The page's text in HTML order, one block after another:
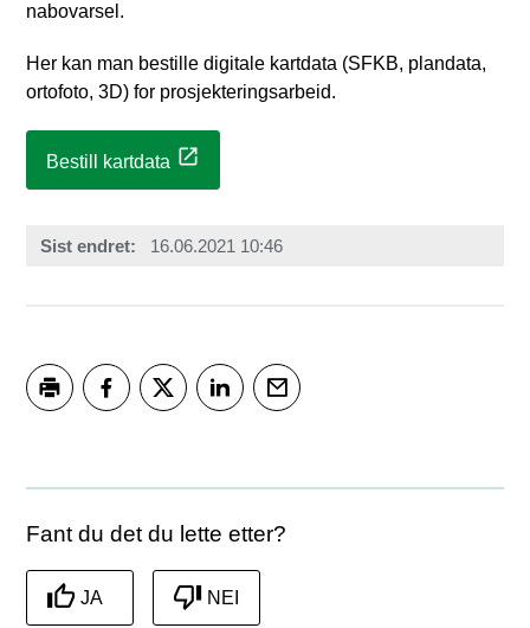
nabovarsel.
Her kan man bestille digitale kartdata (SFKB, plandata,
ortofoto, 3D) for prosjekteringsarbeid.
Bestill kartdata
Sist endret 16.06.2021 10:46
Fant du det du lette etter?
JA NEI